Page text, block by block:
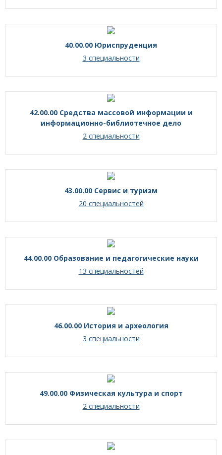
40.00.00 Юриспруденция
3 специальности
42.00.00 Средства массовой информации и
информационно-библиотечное дело
2 специальности
43.00.00 Сервис и туризм
20 специальностей
44.00.00 Образование и педагогические науки
13 специальностей
46.00.00 История и археология
3 специальности
49.00.00 Физическая культура и спорт
2 специальности